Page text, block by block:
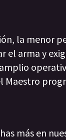
la menor
el arma y
Maestro
más en